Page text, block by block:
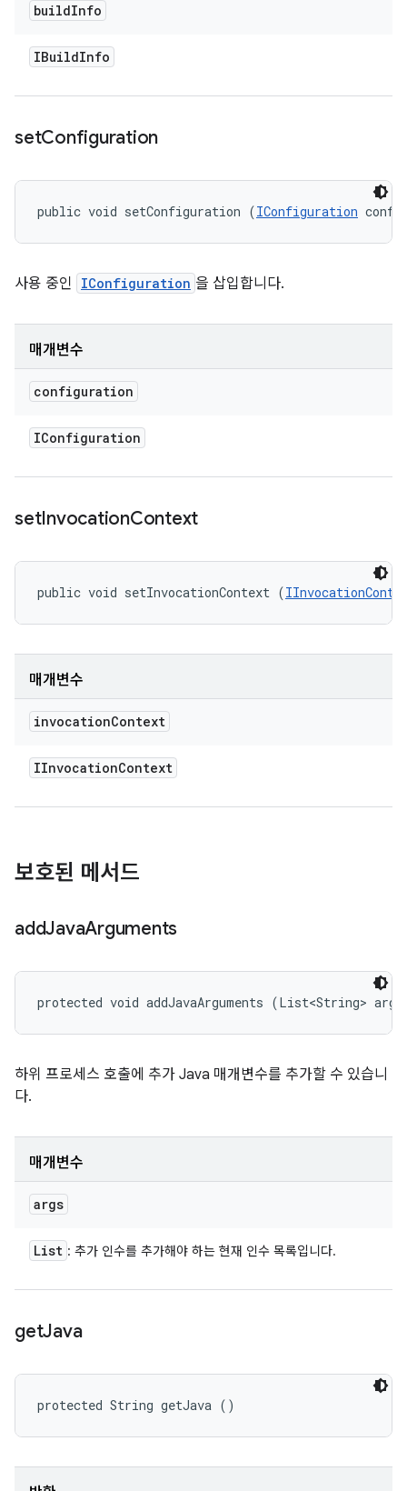
buildInfo
IBuildInfo
setConfiguration
public void setConfiguration (IConfiguration
사용 중인 IConfiguration 을 삽입합니다.
매개변수
configuration
IConfiguration
setInvocationContext
public void setInvocationContext (
매개변수
invocationContext
IInvocationContext
보호된 메서드
addJavaArguments
protected void addJavaArguments (List<String>
하위 프로세스 호출에 추가 Java 매개변수를 추가할 수 있습니
다.
매개변수
args
List : 추가 인수를 추가해야 하는 현재 인수 목록입니다.
getJava
protected String getJava ()